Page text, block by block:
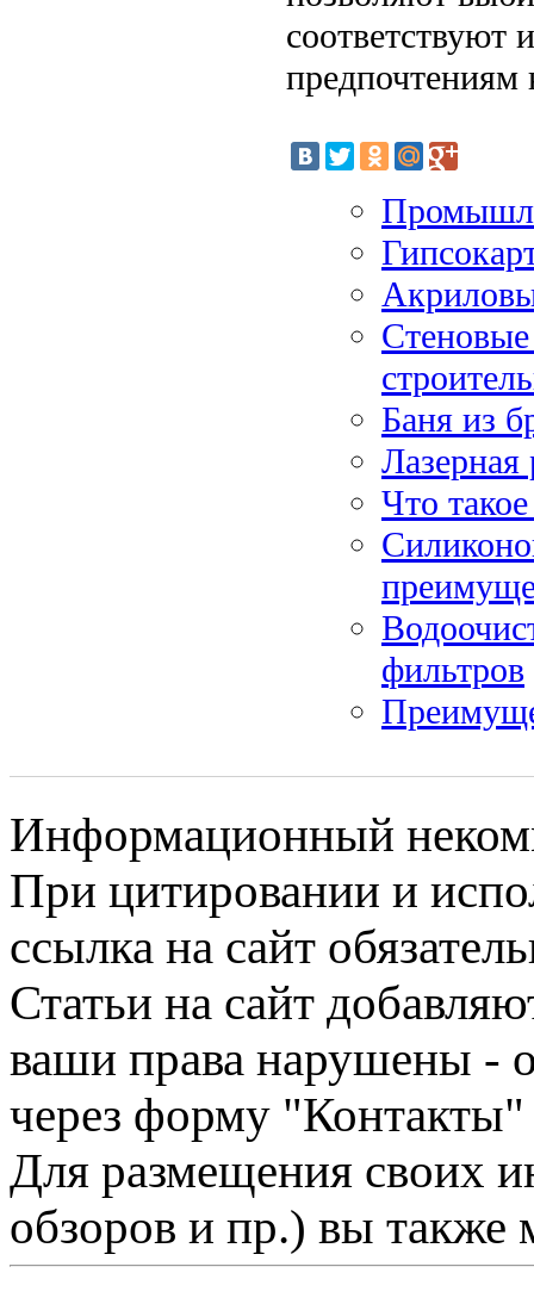
соответствуют
предпочтениям
Баня из
Лазерная
Что
фильтров
Информационный
При цитировании и
ссылка на сайт
Статьи на сайт
ваши права нарушены -
через форму "Контакты"
Для размещения своих
обзоров и пр.) вы также